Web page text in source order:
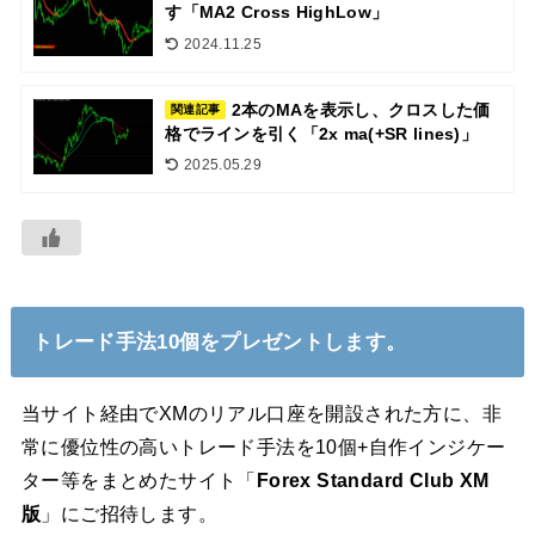
す「MA2 Cross HighLow」
2024.11.25
関連記事
2本のMAを表示し、クロスした価
格でラインを引く「2x ma(+SR lines)」
2025.05.29
トレード手法10個をプレゼントします。
当サイト経由でXMのリアル口座を開設された方に、非
常に優位性の高いトレード手法を10個+自作インジケー
ター等をまとめたサイト「 Forex Standard Club XM
版 」にご招待します。